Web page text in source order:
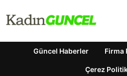
Güncel Haberler Firma
Çerez